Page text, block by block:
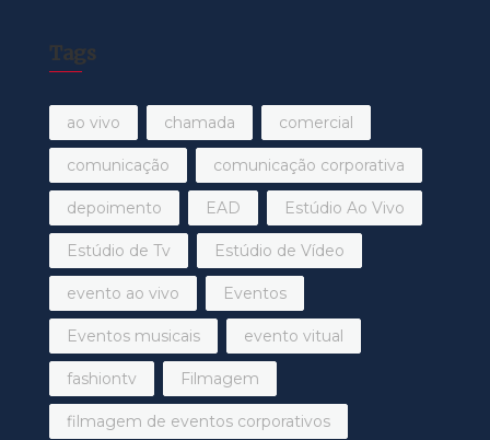
Tags
ao vivo chamada comercial
comunicação comunicação corporativa
depoimento EAD Estúdio Ao Vivo
Estúdio de Tv Estúdio de Vídeo
evento ao vivo Eventos
Eventos musicais evento vitual
fashiontv Filmagem
filmagem de eventos corporativos